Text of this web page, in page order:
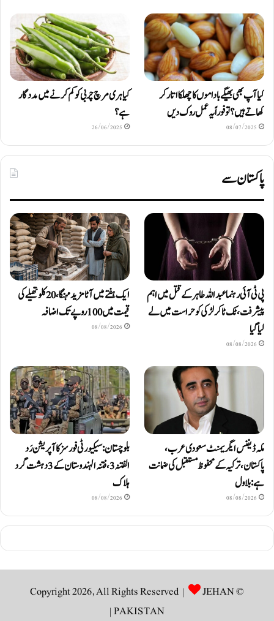
کیا آپ بھی بھیگے باداموں کا چھلکا اتار کر
کھاتے ہیں؟ تو فوراً یہ عمل روک دیں
08/07/2025
کیا ہری مرچ چربی کو کم کرنے میں مددگار
ہے؟
26/06/2025
پاکستان سے
پی ٹی آئی رہنما عبداللہ طاہر کے قتل میں اہم
پیشرفت، ٹک ٹاکر لڑکی کو حراست میں لے
لیا گیا
08/08/2026
ایک ہفتے میں آٹا مزید مہنگا، 20 کلو تھیلے کی
قیمت میں 100 روپے تک اضافہ
08/08/2026
مکہ ڈیفنس ایگریمنٹ سعودی عرب،
پاکستان، ترکیہ کے محفوظ مستقبل کی ضمانت
ہے: بلاول
08/08/2026
بلوچستان: سیکیورٹی فورسز کا آپریشن رَد
الفتنہ 3، فتنہ الہندوستان کے 3 دہشت گرد
ہلاک
08/08/2026
© Copyright 2026, All Rights Reserved |
JEHAN
PAKISTAN
|